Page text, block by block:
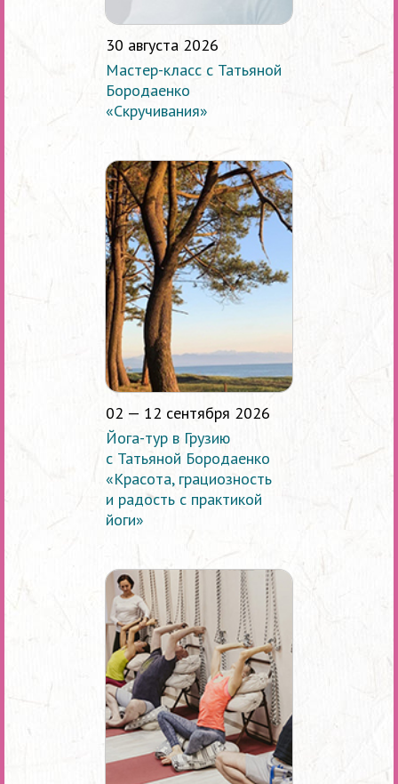
30 августа 2026
Мастер-класс с Татьяной
Бородаенко
«Скручивания»
02 — 12 сентября 2026
Йога-тур в Грузию
с Татьяной Бородаенко
«Красота, грациозность
и радость с практикой
йоги»